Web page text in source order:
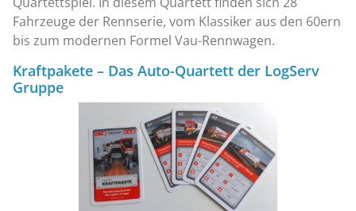
Fahrzeuge der Rennserie, vom Klassiker aus den 60ern
bis zum modernen Formel Vau-Rennwagen.
Kraftpakete – Das Auto-Quartett der LogServ
Gruppe